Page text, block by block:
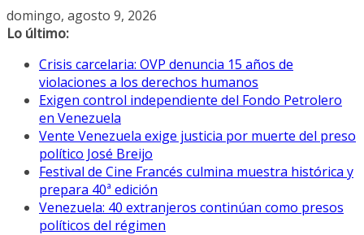
Saltar
al
domingo, agosto 9, 2026
Lo último:
Crisis carcelaria: OVP denuncia 15 años de
violaciones a los derechos humanos
Exigen control independiente del Fondo Petrolero
en Venezuela
Vente Venezuela exige justicia por muerte del preso
político José Breijo
Festival de Cine Francés culmina muestra histórica y
prepara 40ª edición
Venezuela: 40 extranjeros continúan como presos
políticos del régimen